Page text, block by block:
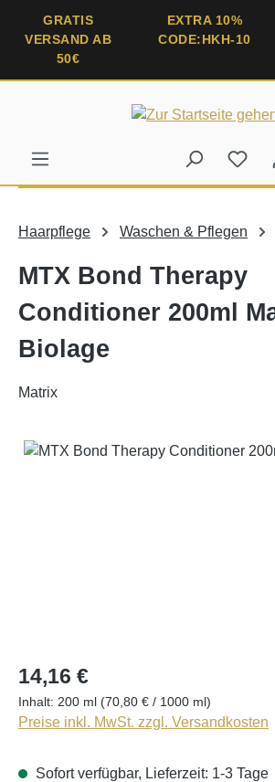
springen
GRATIS
VERSAND AB
50€
EXTRA 10%
CODE:HKH-10
Haarpflege Waschen & Pflegen
MTX Bond Therapy
Conditioner 200ml
Biolage
Matrix
Bildergalerie überspringen
14,16 €
Inhalt: 200 ml (70,80 € / 1000 ml)
Preise inkl. MwSt. zzgl. Versandkosten
Sofort verfügbar, Lieferzeit: 1-3 Tage